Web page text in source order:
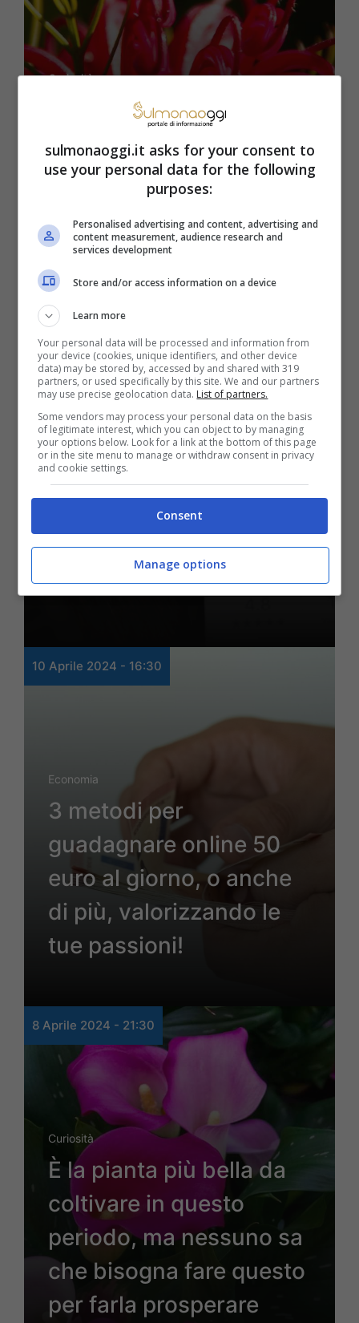
Curiosità
Nessuno crederà ai suoi
occhi nel vedere i fiori
meravigliosi di queste
10 Aprile 2024 - 19:30
Curiosità
Sapevi che su Instagram
puoi scoprire quando gli
altri leggono i tuoi
messaggi? E che potevi
cambiare tema alle
chat? Ecco tutte le
novità
10 Aprile 2024 - 16:30
Economia
3 metodi per
guadagnare online 50
euro al giorno, o anche
di più, valorizzando le
tue passioni!
8 Aprile 2024 - 21:30
Curiosità
È la pianta più bella da
coltivare in questo
periodo, ma nessuno sa
che bisogna fare questo
per farla prosperare
sulmonaoggi.it asks for your consent to
use your personal data for the following
purposes:
Personalised advertising and content, advertising and
content measurement, audience research and
services development
Store and/or access information on a device
Learn more
Your personal data will be processed and information from
your device (cookies, unique identifiers, and other device
data) may be stored by, accessed by and shared with 319
partners, or used specifically by this site. We and our partners
may use precise geolocation data. List of partners.
Some vendors may process your personal data on the basis
of legitimate interest, which you can object to by managing
your options below. Look for a link at the bottom of this page
or in the site menu to manage or withdraw consent in privacy
and cookie settings.
Consent
Manage options